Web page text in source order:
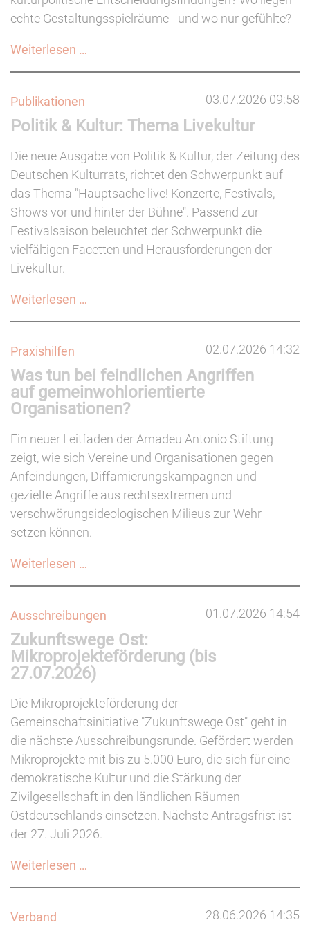
echte Gestaltungsspielräume - und wo nur gefühlte?
Weiterlesen …
03.07.2026 09:58
Publikationen
Politik & Kultur: Thema Livekultur
Die neue Ausgabe von Politik & Kultur, der Zeitung des
Deutschen Kulturrats, richtet den Schwerpunkt auf
das Thema "Hauptsache live! Konzerte, Festivals,
Shows vor und hinter der Bühne". Passend zur
Festivalsaison beleuchtet der Schwerpunkt die
vielfältigen Facetten und Herausforderungen der
Livekultur.
Weiterlesen …
Livekultur
02.07.2026 14:32
Praxishilfen
Was tun bei feindlichen Angriffen
auf gemeinwohlorientierte
Organisationen?
Ein neuer Leitfaden der Amadeu Antonio Stiftung
zeigt, wie sich Vereine und Organisationen gegen
Anfeindungen, Diffamierungskampagnen und
gezielte Angriffe aus rechtsextremen und
verschwörungsideologischen Milieus zur Wehr
setzen können.
Weiterlesen …
feindlichen
Angriffen
auf
gemeinwohlorientierte
01.07.2026 14:54
Ausschreibungen
Zukunftswege Ost:
Mikroprojekteförderung (bis
27.07.2026)
Die Mikroprojekteförderung der
Gemeinschaftsinitiative "Zukunftswege Ost" geht in
die nächste Ausschreibungsrunde. Gefördert werden
Mikroprojekte mit bis zu 5.000 Euro, die sich für eine
demokratische Kultur und die Stärkung der
Zivilgesellschaft in den ländlichen Räumen
Ostdeutschlands einsetzen. Nächste Antragsfrist ist
der 27. Juli 2026.
Weiterlesen …
28.06.2026 14:35
Verband